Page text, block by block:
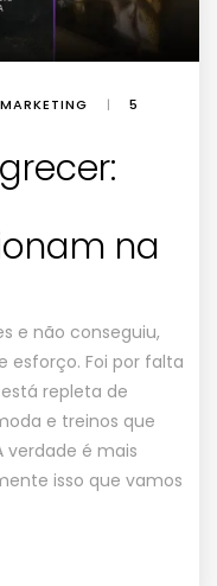
|
5
na
e não conseguiu,
esforço. Foi por falta
repleta de
e treinos que
verdade é mais
isso que vamos